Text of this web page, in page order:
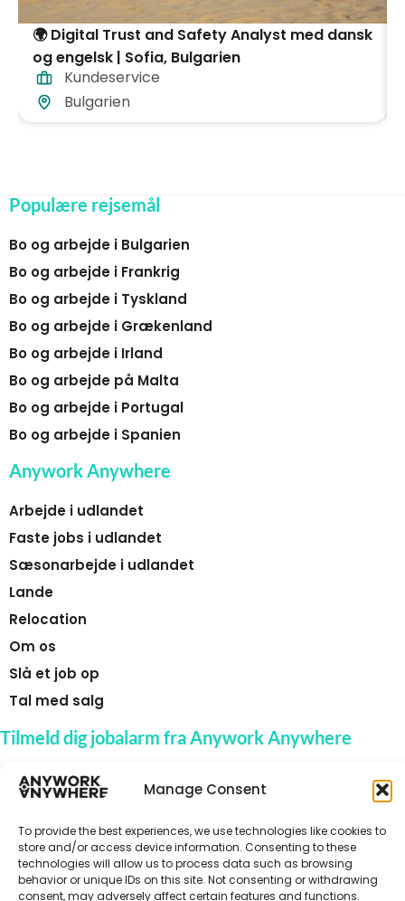
Manage Consent
To provide the best experiences, we use technologies like cookies to
store and/or access device information. Consenting to these
technologies will allow us to process data such as browsing
behavior or unique IDs on this site. Not consenting or withdrawing
consent, may adversely affect certain features and functions.
🌍 Digital Trust and Safety Analyst med dansk
og engelsk | Sofia, Bulgarien
Kundeservice
Bulgarien
Populære rejsemål
Bo og arbejde i Bulgarien
Bo og arbejde i Frankrig
Bo og arbejde i Tyskland
Bo og arbejde i Grækenland
Bo og arbejde i Irland
Bo og arbejde på Malta
Bo og arbejde i Portugal
Bo og arbejde i Spanien
Anywork Anywhere
Arbejde i udlandet
Faste jobs i udlandet
Sæsonarbejde i udlandet
Lande
Relocation
Om os
Slå et job op
Tal med salg
Tilmeld dig jobalarm fra Anywork Anywhere
🌞 MODTAG JOBADVARSLER